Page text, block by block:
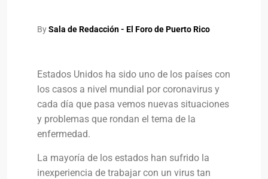
BySala de Redacción - El Foro de Puerto Rico
Estados Unidos ha sido uno de los países con
los casos a nivel mundial por coronavirus y
cada día que pasa vemos nuevas situaciones
y problemas que rondan el tema de la
enfermedad.
La mayoría de los estados han sufrido la
inexperiencia de trabajar con un virus tan